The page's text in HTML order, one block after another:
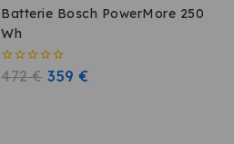
Batterie Bosch PowerMore 250
Wh
0
472€ 359€